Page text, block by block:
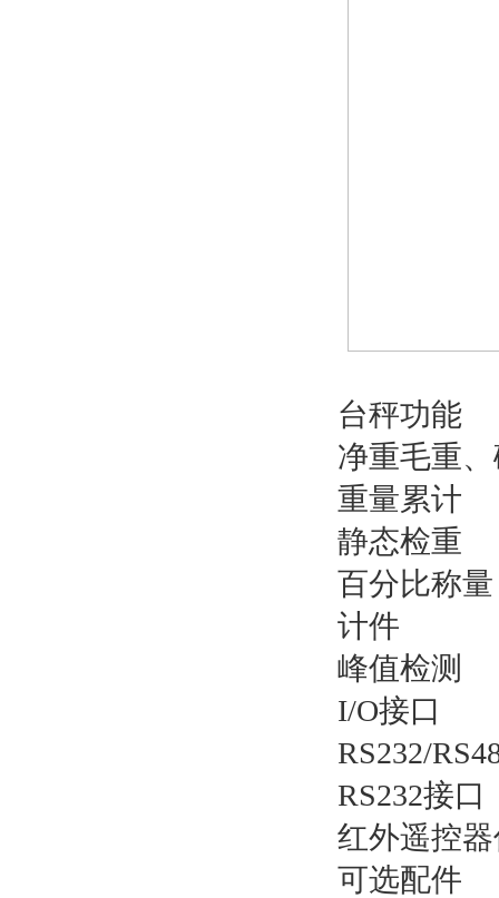
台秤功能
净重毛重
重量累计
静态检重
百分比称量
计件
峰值检测
I/O接口
RS232/
RS232接
红外遥控
可选配件